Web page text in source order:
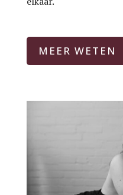
MEER WETEN